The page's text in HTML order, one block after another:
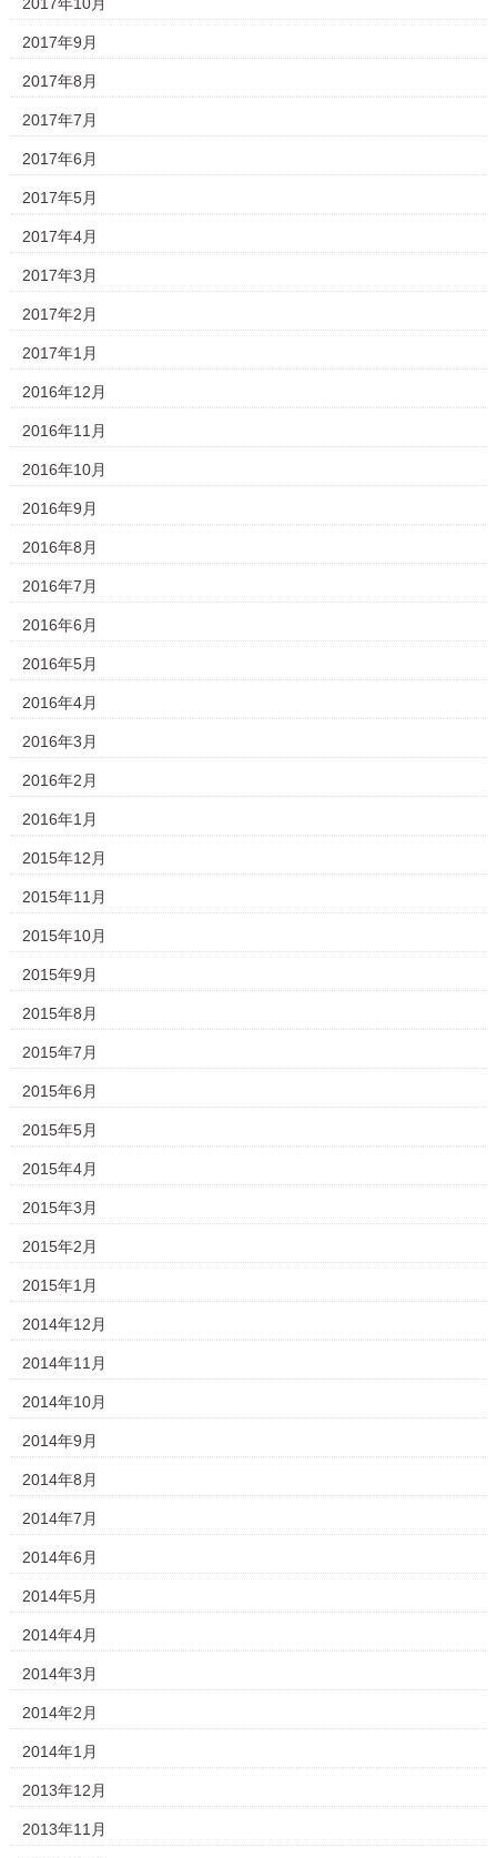
2017年9月
2017年8月
2017年7月
2017年6月
2017年5月
2017年4月
2017年3月
2017年2月
2017年1月
2016年12月
2016年11月
2016年10月
2016年9月
2016年8月
2016年7月
2016年6月
2016年5月
2016年4月
2016年3月
2016年2月
2016年1月
2015年12月
2015年11月
2015年10月
2015年9月
2015年8月
2015年7月
2015年6月
2015年5月
2015年4月
2015年3月
2015年2月
2015年1月
2014年12月
2014年11月
2014年10月
2014年9月
2014年8月
2014年7月
2014年6月
2014年5月
2014年4月
2014年3月
2014年2月
2014年1月
2013年12月
2013年11月